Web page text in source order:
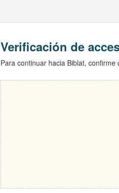
Verificación de
Para continuar hacia Biblat,